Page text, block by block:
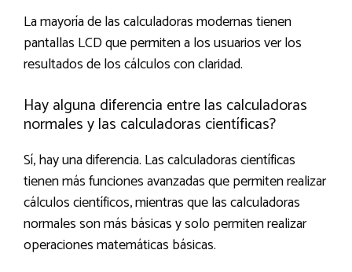
La mayoría de las calculadoras modernas tienen
pantallas LCD que permiten a los usuarios ver los
resultados de los cálculos con claridad.
Hay alguna diferencia entre las calculadoras
normales y las calculadoras científicas?
Sí, hay una diferencia. Las calculadoras científicas
tienen más funciones avanzadas que permiten realizar
cálculos científicos, mientras que las calculadoras
normales son más básicas y solo permiten realizar
operaciones matemáticas básicas.